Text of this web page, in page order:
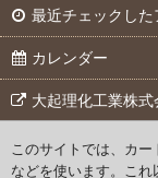
最近チェックした
カレンダー
大起理化工業株式
©
このサイトでは、カ
などを使います。こ